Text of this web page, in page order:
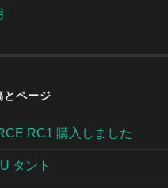
とページ
RC1 購入しました
タント